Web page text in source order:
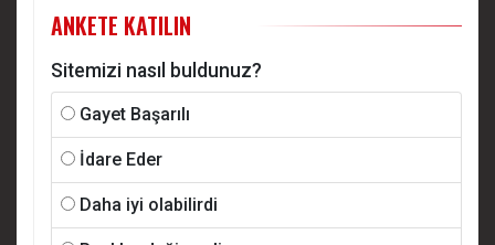
ANKETE KATILIN
Sitemizi nasıl buldunuz?
Gayet Başarılı
İdare Eder
Daha iyi olabilirdi